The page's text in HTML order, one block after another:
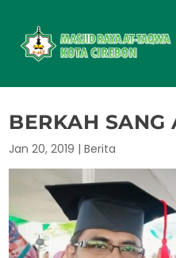
BERKAH SANG
Jan 20, 2019 |Berita